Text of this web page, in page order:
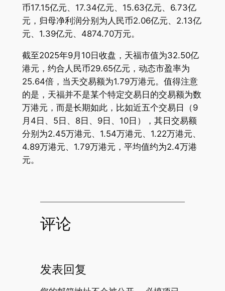
币17.15亿元、17.34亿元、15.63亿元、6.73亿
元，归母净利润分别为人民币2.06亿元、2.13亿
元、1.39亿元、4874.70万元。
截至2025年9月10日收盘，天福市值为32.50亿
港元，约合人民币29.65亿元，动态市盈率为
25.64倍，当天交易额为1.79万港元。值得注意
的是，天福并不是某个特定交易日的交易额为数
万港元，而是长期如此，比如近五个交易日（9
月4日、5日、8日、9日、10日），其日交易额
分别为2.45万港元、1.54万港元、1.22万港元、
4.89万港元、1.79万港元，平均值约为2.4万港
元。
评论
发表回复